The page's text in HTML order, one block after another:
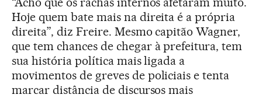
Hoje quem bate mais na direita é a própria
direita”, diz Freire. Mesmo capitão Wagner,
que tem chances de chegar à prefeitura, tem
sua história política mais ligada a
movimentos de greves de policiais e tenta
marcar distância de discursos mais